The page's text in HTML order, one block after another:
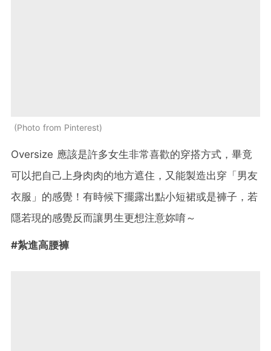
Photo from Pinterest
Oversize 應該是許多女生非常喜歡的穿搭方式，畢竟
可以把自己上身肉肉的地方遮住，又能製造出穿「男友
衣服」的感覺！有時候下擺露出點小短裙或是褲子，若
隱若現的感覺反而讓男生更想注意妳唷～
#紮進高腰褲